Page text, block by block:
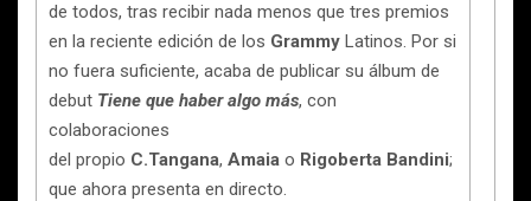
de todos, tras recibir nada menos que tres premios
en la reciente edición de los Grammy Latinos. Por si
no fuera suficiente, acaba de publicar su álbum de
debut Tiene que haber algo más, con
colaboraciones
del propio C.Tangana, Amaia o Rigoberta Bandini;
que ahora presenta en directo.